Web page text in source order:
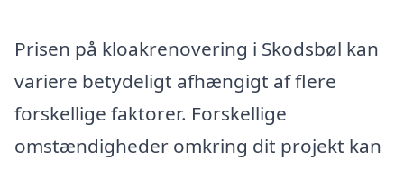
Prisen på kloakrenovering i Skodsbøl kan
variere betydeligt afhængigt af flere
forskellige faktorer. Forskellige
omstændigheder omkring dit projekt kan